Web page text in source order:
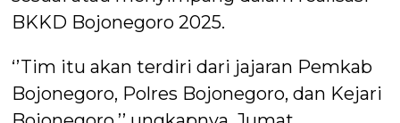
BKKD Bojonegoro 2025.
‘’Tim itu akan terdiri dari jajaran Pemkab
Bojonegoro, Polres Bojonegoro, dan Kejari